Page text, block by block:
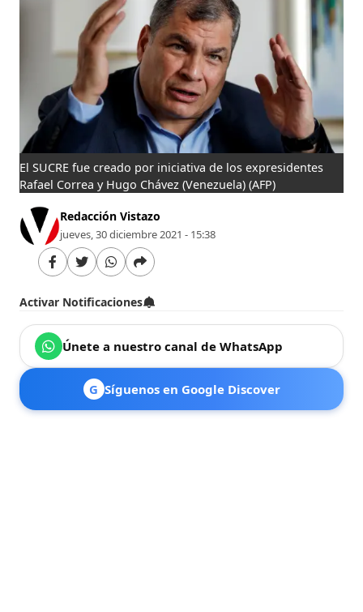
El SUCRE fue creado por iniciativa de los expresidentes
Rafael Correa y Hugo Chávez (Venezuela) (AFP)
Redacción Vistazo
jueves, 30 diciembre 2021 - 15:38
Activar Notificaciones
Únete a nuestro canal de WhatsApp
G Síguenos en Google Discover